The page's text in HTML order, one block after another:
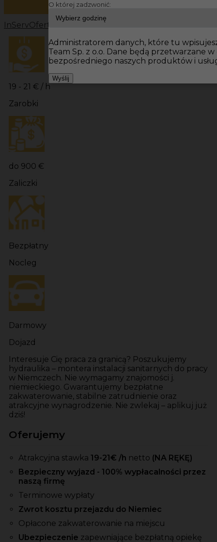
InServOferty pracy Hydraulik Niemcy
19 - 21 € / h
Zarobki
do 900 €
Zaliczki
Bezpłatny
Nocleg
Darmowy
Dojazd
Interesuje Cię praca za granicą? Poszukujemy
hydraulika – montera instalacji sanitarnych do pracy
w Niemczech. Nie wymagamy znajomości j.
niemieckiego. Gwarantujemy bezpłatne
zakwaterowanie, stabilne zatrudnienie oraz
atrakcyjne wynagrodzenie. Nie zwlekaj – aplikuj już
dziś!
Oferujemy
Atrakcyjna stawka 19-21 € /h netto (NA RĘKĘ)
Bezpieczny wyjazd - 100% wypłacalności przez
naszą firmę
Terminowe wypłaty
Zwrot kosztu przejazdu do Niemiec
Opłacone zakwaterowanie na miejscu
Ubezpieczenie zapewniające bezpłatną opiekę
O której zadzwonić:
Administratorem danych, które tu
Team Sp. z o.o. Dane będą przetwarzane
bezpośredniego naszych produktów i
Wyślij